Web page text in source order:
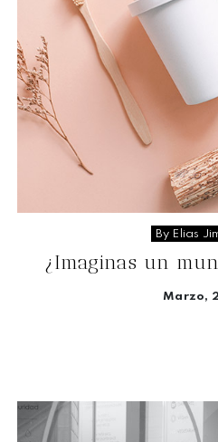
By Elias
¿Imaginas un
Marzo,